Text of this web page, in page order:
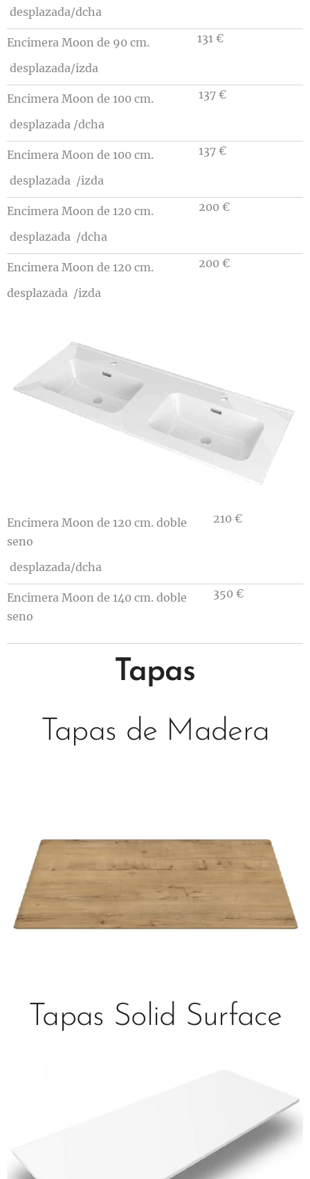
desplazada/dcha
Encimera Moon de 90 cm.
desplazada/izda
131 €
Encimera Moon de 100 cm.
desplazada /dcha
137 €
Encimera Moon de 100 cm.
desplazada /izda
137 €
Encimera Moon de 120 cm.
desplazada /dcha
200 €
Encimera Moon de 120 cm.
desplazada /izda
200 €
Encimera Moon de 120 cm. doble
seno
desplazada/dcha
210 €
Encimera Moon de 140 cm. doble
seno
350 €
Tapas
Tapas de Madera
Tapas Solid Surface